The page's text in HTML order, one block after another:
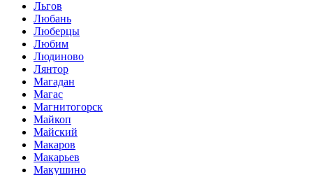
Льгов
Любань
Люберцы
Любим
Людиново
Лянтор
Магадан
Магас
Магнитогорск
Майкоп
Майский
Макаров
Макарьев
Макушино